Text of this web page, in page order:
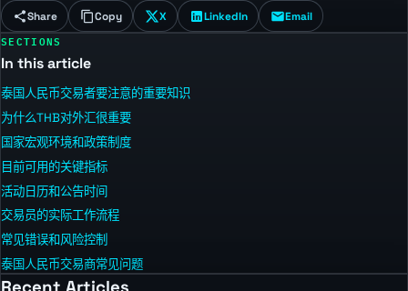
Share Copy X LinkedIn Email
SECTIONS
In this article
泰国人民币交易者要注意的重要知识
为什么THB对外汇很重要
国家宏观环境和政策制度
目前可用的关键指标
活动日历和公告时间
交易员的实际工作流程
常见错误和风险控制
泰国人民币交易商常见问题